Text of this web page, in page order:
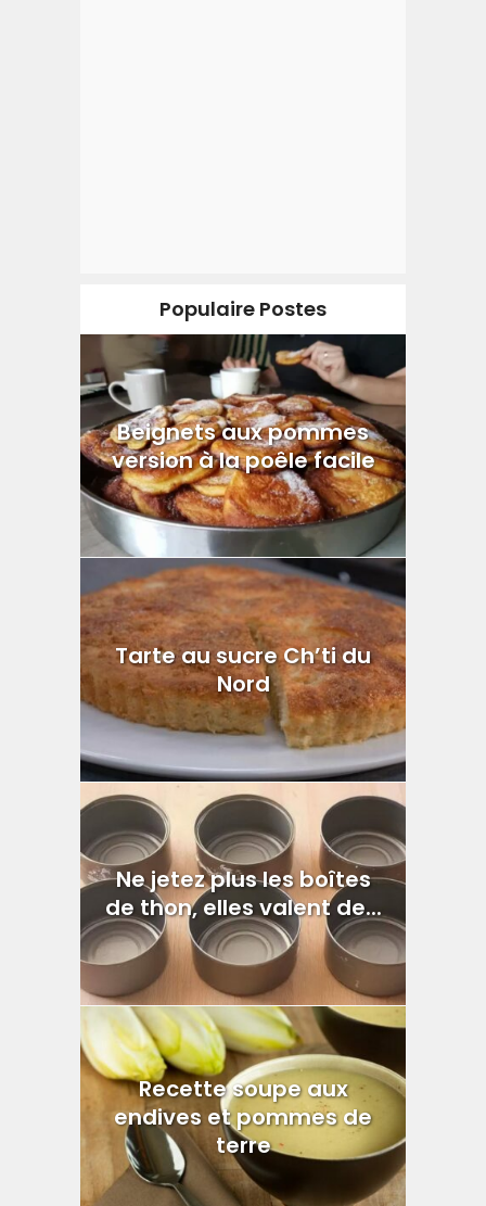
Populaire Postes
Beignets aux pommes
version à la poêle facile
Tarte au sucre Ch’ti du
Nord
Ne jetez plus les boîtes
de thon, elles valent de...
Recette soupe aux
endives et pommes de
terre